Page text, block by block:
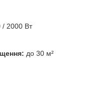
/ 2000 Вт
до 30 м²